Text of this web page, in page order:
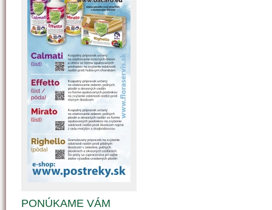
PONÚKAME VÁM